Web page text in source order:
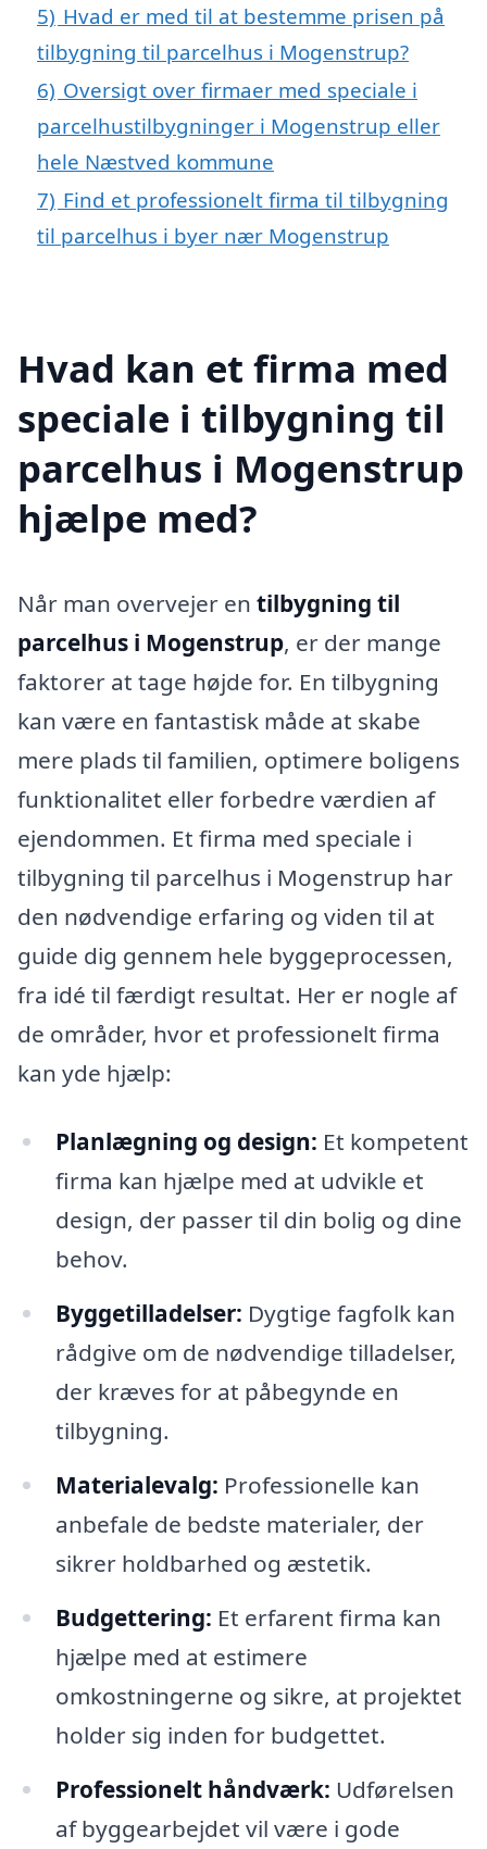
5) Hvad er med til at bestemme prisen på
tilbygning til parcelhus i Mogenstrup?
6) Oversigt over firmaer med speciale i
parcelhustilbygninger i Mogenstrup eller
hele Næstved kommune
7) Find et professionelt firma til tilbygning
til parcelhus i byer nær Mogenstrup
Hvad kan et firma med
speciale i tilbygning til
parcelhus i Mogenstrup
hjælpe med?
Når man overvejer en tilbygning til
parcelhus i Mogenstrup, er der mange
faktorer at tage højde for. En tilbygning
kan være en fantastisk måde at skabe
mere plads til familien, optimere boligens
funktionalitet eller forbedre værdien af
ejendommen. Et firma med speciale i
tilbygning til parcelhus i Mogenstrup har
den nødvendige erfaring og viden til at
guide dig gennem hele byggeprocessen,
fra idé til færdigt resultat. Her er nogle af
de områder, hvor et professionelt firma
kan yde hjælp:
Planlægning og design: Et kompetent
firma kan hjælpe med at udvikle et
design, der passer til din bolig og dine
behov.
Byggetilladelser: Dygtige fagfolk kan
rådgive om de nødvendige tilladelser,
der kræves for at påbegynde en
tilbygning.
Materialevalg: Professionelle kan
anbefale de bedste materialer, der
sikrer holdbarhed og æstetik.
Budgettering: Et erfarent firma kan
hjælpe med at estimere
omkostningerne og sikre, at projektet
holder sig inden for budgettet.
Professionelt håndværk: Udførelsen
af byggearbejdet vil være i gode